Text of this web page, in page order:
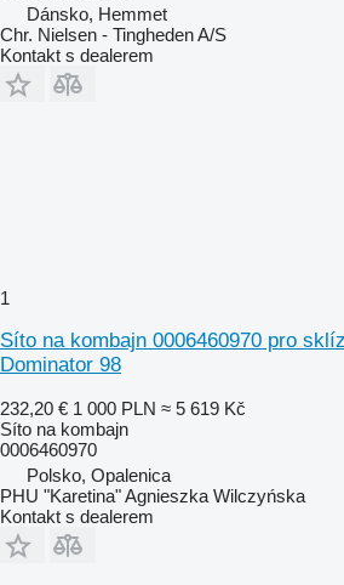
Dánsko, Hemmet
Chr. Nielsen - Tingheden A/S
Kontakt s dealerem
1
Síto na kombajn 0006460970 pro
Dominator 98
232,20 € 1 000 PLN ≈ 5 619 Kč
Síto na kombajn
0006460970
Polsko, Opalenica
PHU "Karetina" Agnieszka Wilczyńska
Kontakt s dealerem